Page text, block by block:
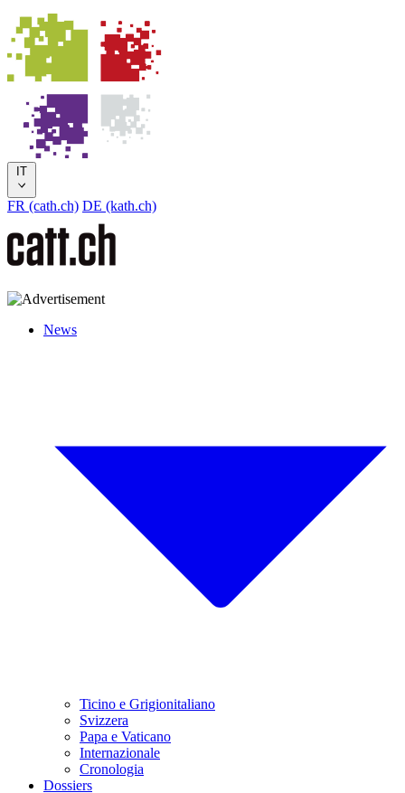
IT
FR (cath.ch) DE (kath.ch)
News
Ticino e Grigionitaliano
Svizzera
Papa e Vaticano
Internazionale
Cronologia
Dossiers